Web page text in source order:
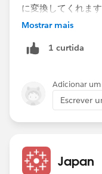
に変換してくれま
はずです。
Software
Mostrar mais
1 curtida
Adicionar
Escrever
Japan